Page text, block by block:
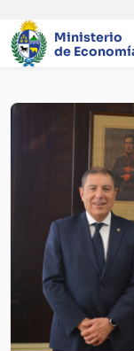
Ministerio
de
Página
principal